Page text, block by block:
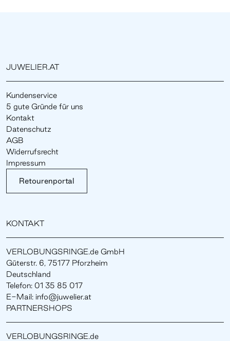
JUWELIER.AT
Kundenservice
5 gute Gründe für uns
Kontakt
Datenschutz
AGB
Widerrufsrecht
Impressum
Retourenportal
KONTAKT
VERLOBUNGSRINGE.de GmbH
Güterstr. 6, 75177 Pforzheim
Deutschland
Telefon: 01 35 85 017
E-Mail: info@juwelier.at
PARTNERSHOPS
VERLOBUNGSRINGE.de